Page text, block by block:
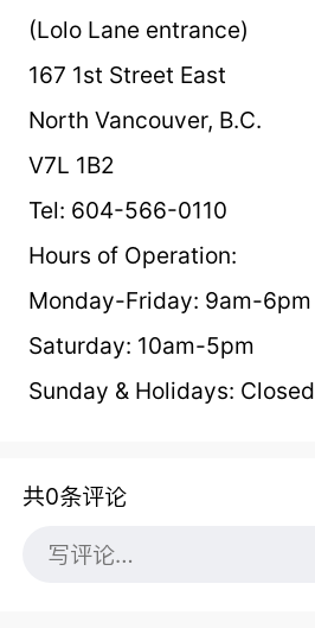
(Lolo Lane entrance)
167 1st Street East
North Vancouver, B.C.
V7L 1B2
Tel: 604-566-0110
Hours of Operation:
Monday-Friday: 9am-6pm
Saturday: 10am-5pm
Sunday & Holidays: Closed
共0条评论